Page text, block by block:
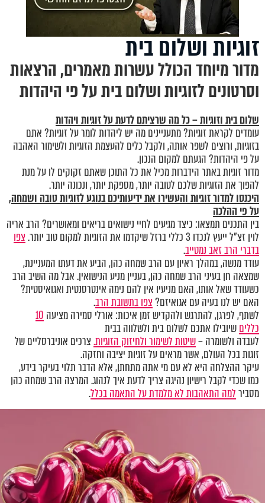
זוגיות ושלום בית
מדור מיוחד הכולל עשרות מאמרים, הרצאות
וסרטונים לזוגיות ושלום בית על פי היהדות
שלום בית וזוגיות – כל מה שרציתם לדעת על זוגיות ויהדות
עומדים לקראת זוגיות? מתעניינים מה יש ליהדות לומר על זוגיות? אתם
בזוגיות, ורוצים לשפר אותה, ולקבל כלים להעצמת הזוגיות ולשימור האהבה
על פי היהדות? הגעתם למקום הנכון.
מדור זוגיות באתר הידברות מכיל את כל התוכן שאתם זקוקים לו על מנת
להפוך את הזוגיות שלכם לטובה יותר, מספקת יותר, ונכונה יותר.
היכנסולמדור זוגיותוהעשירו את ידיעותיכם בנוגע לזוגיות טובה ושמחה,
על פי ההלכה
בין התכנים תמצאו: כיצד מגיעים לחיי נישואים בריאים ומאושרים? הרב אריה
לוין זצ"ל ייעץ לנכדו 3 כללי ברזל שיקדמו את הזוגיות למקום טוב יותר.
צפו
בדברי הרב זאב נמטייב.
עודד מנשה, במהלך ראיון עם הרב שמחה כהן, הביע את דעתו המעניינת,
שמצאה חן בעיני הרב שמחה כהן, בעניין מניע הנישואין. אבל מה השיב הרב
כשעודד שאל אותו, האם מניעיו אין להם נימה אינטרסנטית ואגואיסטית?
האם יש לנו בעיה עם אגואיזם?צפו בתשובת הרב.
לשתף, לפרגן, להתרגש ולהקדיש זמן איכות: אורלי סמירה מציעה 10
כלליםשיובילו אתכם לשלום בית ולשלווה בבית
לעבדה ולשומרה –שיטות לשימור ולחיזוק הזוגיות.צרכים אוניברסליים של
זוגות בכל העולם, אשר מראים על זוגיות יציבה וחזקה.
עיקר ההצלחה היא לא עם מי אתה מתחתן, אלא הדבר תלוי בעיקר בידע,
כמו שכדי לקבל רישיון נהיגה צריך לדעת איך לנהוג. המרצה הרב שמחה כהן
מסבירלמה התאהבות לא מלמדת על התאמה בכלל.